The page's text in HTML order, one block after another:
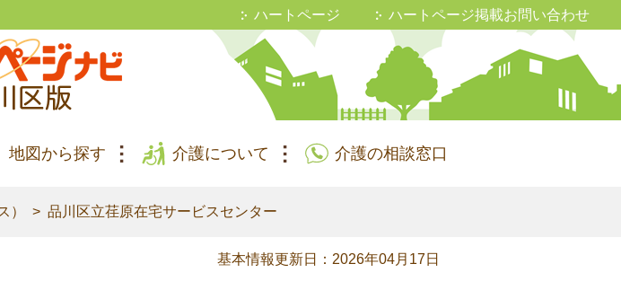
ハートページ ハートページ掲載お問い合わせ
地図から探す 介護について 介護の相談窓口
） 品川区立荏原在宅サービスセンター
基本情報更新日：2026年04月17日